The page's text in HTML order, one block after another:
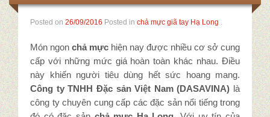
Chả mực giã tay
Chả mực giã tay hút chân không
Mua chả mực tại Hà Nội
Posted on 26/09/2016 Posted in chả mực giã tay Hạ Long .
Món ngon chả mực hiện nay được nhiều cơ sở cung
cấp với những mức giá hoàn toàn khác nhau. Điều
này khiến người tiêu dùng hết sức hoang mang.
Công ty TNHH Đặc sản Việt Nam (DASAVINA) là
công ty chuyên cung cấp các đặc sản nổi tiếng trong